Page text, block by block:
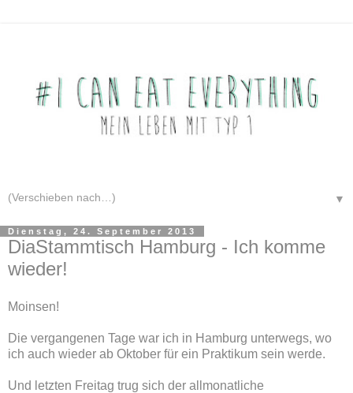
▼
Dienstag, 24. September 2013
DiaStammtisch Hamburg - Ich komme
wieder!
Moinsen!
Die vergangenen Tage war ich in Hamburg unterwegs, wo
ich auch wieder ab Oktober für ein Praktikum sein werde.
Und letzten Freitag trug sich der allmonatliche